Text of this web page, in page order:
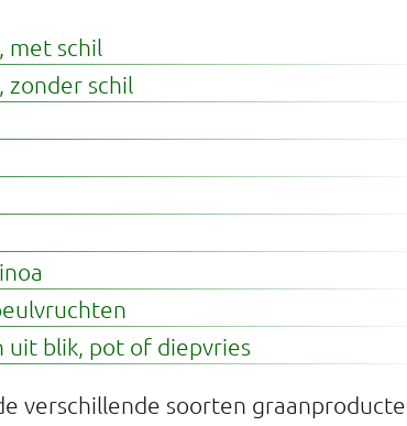
met schil
zonder schil
uit blik, pot of diepvries
verschillende soorten